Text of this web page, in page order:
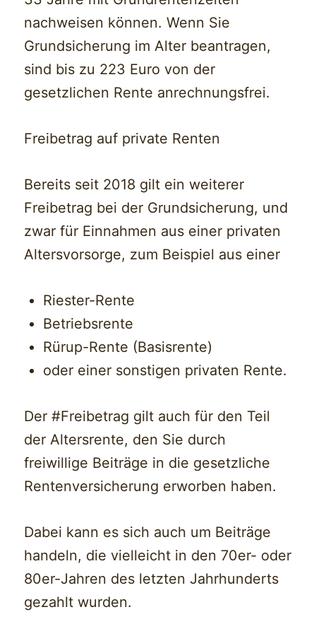
nachweisen können. Wenn Sie
Grundsicherung im Alter beantragen,
sind bis zu 223 Euro von der
gesetzlichen Rente anrechnungsfrei.
Freibetrag auf private Renten
Bereits seit 2018 gilt ein weiterer
Freibetrag bei der Grundsicherung, und
zwar für Einnahmen aus einer privaten
Altersvorsorge, zum Beispiel aus einer
Riester-Rente
Betriebsrente
Rürup-Rente (Basisrente)
oder einer sonstigen privaten Rente.
Der #Freibetrag gilt auch für den Teil
der Altersrente, den Sie durch
freiwillige Beiträge in die gesetzliche
Rentenversicherung erworben haben.
Dabei kann es sich auch um Beiträge
handeln, die vielleicht in den 70er- oder
80er-Jahren des letzten Jahrhunderts
gezahlt wurden.